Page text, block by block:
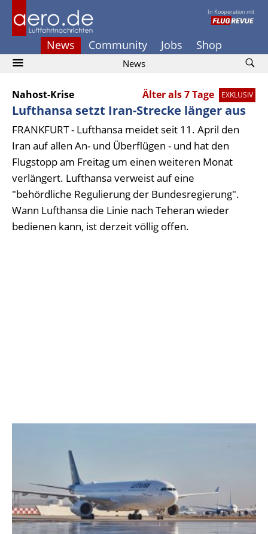
In Kooperation mit
News Community Jobs Shop
News
Nahost-Krise Älter als 7 Tage EXKLUSIV
Lufthansa setzt Iran-Strecke länger aus
FRANKFURT - Lufthansa meidet seit 11. April den
Iran auf allen An- und Überflügen - und hat den
Flugstopp am Freitag um einen weiteren Monat
verlängert. Lufthansa verweist auf eine
"behördliche Regulierung der Bundesregierung".
Wann Lufthansa die Linie nach Teheran wieder
bedienen kann, ist derzeit völlig offen.